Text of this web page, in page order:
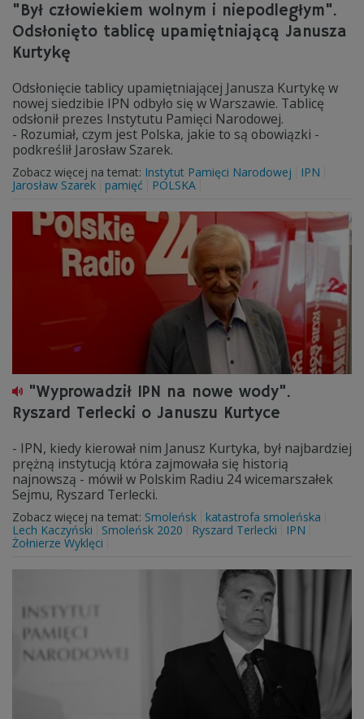
"Był człowiekiem wolnym i niepodległym".
Odsłonięto tablicę upamiętniającą Janusza
Kurtykę
Odsłonięcie tablicy upamiętniającej Janusza Kurtykę w
nowej siedzibie IPN odbyło się w Warszawie. Tablicę
odsłonił prezes Instytutu Pamięci Narodowej.
- Rozumiał, czym jest Polska, jakie to są obowiązki -
podkreślił Jarosław Szarek.
Zobacz więcej na temat: Instytut Pamięci Narodowej
IPN
Jarosław Szarek
pamięć POLSKA
"Wyprowadził IPN na nowe wody".
Ryszard Terlecki o Januszu Kurtyce
- IPN, kiedy kierował nim Janusz Kurtyka, był najbardziej
prężną instytucją która zajmowała się historią
najnowszą - mówił w Polskim Radiu 24 wicemarszałek
Sejmu, Ryszard Terlecki.
Zobacz więcej na temat: Smoleńsk
katastrofa smoleńska
Lech Kaczyński
Smoleńsk 2020 Ryszard Terlecki
IPN
Żołnierze Wyklęci